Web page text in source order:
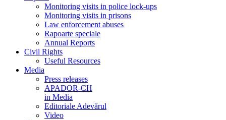
Monitoring visits in police lock-ups
Monitoring visits in prisons
Law enforcement abuses
Rapoarte speciale
Annual Reports
Civil Rights
Useful Resources
Media
Press releases
APADOR-CH
in Media
Editoriale Adevărul
Video